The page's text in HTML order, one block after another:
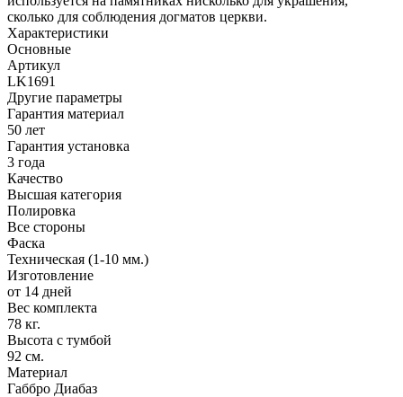
сколько для соблюдения догматов церкви.
Характеристики
Основные
Артикул
LK1691
Другие параметры
Гарантия материал
50 лет
Гарантия установка
3 года
Качество
Высшая категория
Полировка
Все стороны
Фаска
Техническая (1-10 мм.)
Изготовление
от 14 дней
Вес комплекта
78 кг.
Высота с тумбой
92 см.
Материал
Габбро Диабаз